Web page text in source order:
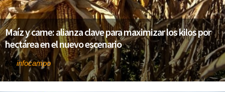
Maíz y carne: alianza clave para maximizar los kilos por
hectárea en el nuevo escenario
Por infocampo